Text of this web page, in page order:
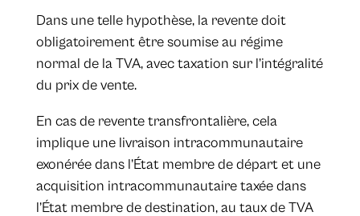
Dans une telle hypothèse, la revente doit
obligatoirement être soumise au régime
normal de la TVA, avec taxation sur l’intégralité
du prix de vente.
En cas de revente transfrontalière, cela
implique une livraison intracommunautaire
exonérée dans l’État membre de départ et une
acquisition intracommunautaire taxée dans
l’État membre de destination, au taux de TVA